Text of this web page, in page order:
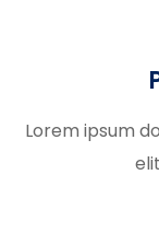
Lorem ipsum